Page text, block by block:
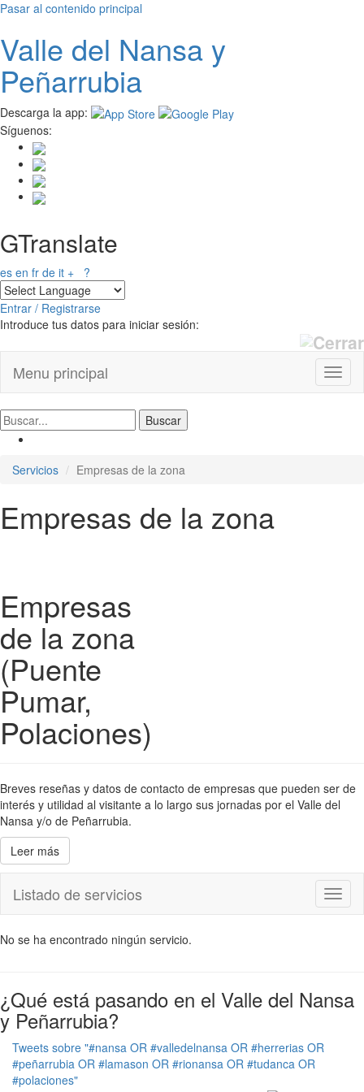
Pasar al contenido principal
Valle del Nansay
Peñarrubia
Descarga la app:
Síguenos:
GTranslate
es en fr de it + ?
Entrar / Registrarse
Introduce tus datos para iniciar sesión:
Menu principal
Servicios Empresas de la zona
Empresas de la zona
Empresas
de la zona
(Puente
Pumar,
Polaciones)
Breves reseñas y datos de contacto de empresas que pueden ser de
interés y utilidad al visitante a lo largo sus jornadas por el Valle del
Nansa y/o de Peñarrubia.
Leer más
Listado de servicios
No se ha encontrado ningún servicio.
¿Qué está pasando en el Valle del Nansa
y Peñarrubia?
Tweets sobre "#nansa OR #valledelnansa OR #herrerias OR
#peñarrubia OR #lamason OR #rionansa OR #tudanca OR
#polaciones"